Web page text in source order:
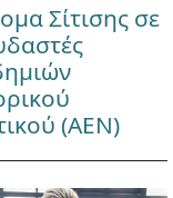
Σίτισης σε
(ΑΕΝ)